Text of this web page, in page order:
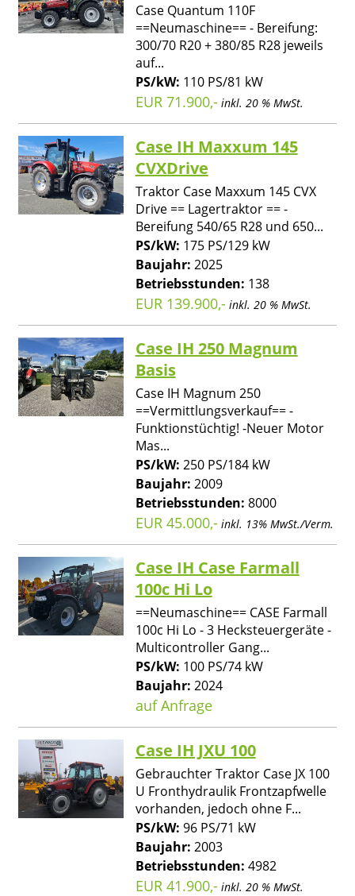
Case Quantum 110F
==Neumaschine== - Bereifung:
300/70 R20 + 380/85 R28 jeweils
auf...
PS/kW: 110 PS/81 kW
EUR 71.900,- inkl. 20 % MwSt.
Case IH Maxxum 145
CVXDrive
Traktor Case Maxxum 145 CVX
Drive == Lagertraktor == -
Bereifung 540/65 R28 und 650...
PS/kW: 175 PS/129 kW
Baujahr: 2025
Betriebsstunden: 138
EUR 139.900,- inkl. 20 % MwSt.
Case IH 250 Magnum
Basis
Case IH Magnum 250
==Vermittlungsverkauf== -
Funktionstüchtig! -Neuer Motor
Mas...
PS/kW: 250 PS/184 kW
Baujahr: 2009
Betriebsstunden: 8000
EUR 45.000,- inkl. 13% MwSt./Verm.
Case IH Case Farmall
100c Hi Lo
==Neumaschine== CASE Farmall
100c Hi Lo - 3 Hecksteuergeräte -
Multicontroller Gang...
PS/kW: 100 PS/74 kW
Baujahr: 2024
auf Anfrage
Case IH JXU 100
Gebrauchter Traktor Case JX 100
U Fronthydraulik Frontzapfwelle
vorhanden, jedoch ohne F...
PS/kW: 96 PS/71 kW
Baujahr: 2003
Betriebsstunden: 4982
EUR 41.900,- inkl. 20 % MwSt.